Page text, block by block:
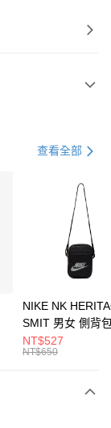
21家銀行
查看全部
NIKE NK
SMIT 男女 側背
BA5871010
NT$527
NT$650